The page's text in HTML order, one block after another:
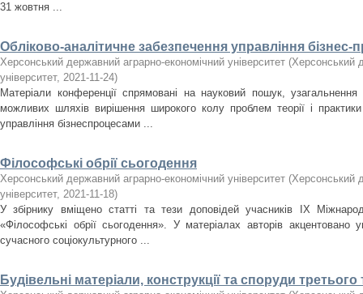
31 жовтня ...
Обліково-аналітичне забезпечення управління
Херсонський державний аграрно-економічний університет (Херсонський
університет, 2021-11-24)
Матеріали конференції спрямовані на науковий пошук,
можливих шляхів вирішення широкого колу проблем теорії і практики
управління бізнеспроцесами ...
Філософські обрії сьогодення
Херсонський державний аграрно-економічний університет (Херсонський
університет, 2021-11-18)
У збірнику вміщено статті та тези доповідей учасників ІХ
«Філософські обрії сьогодення». У матеріалах авторів
сучасного соціокультурного ...
Будівельні матеріали, конструкції та споруди третього